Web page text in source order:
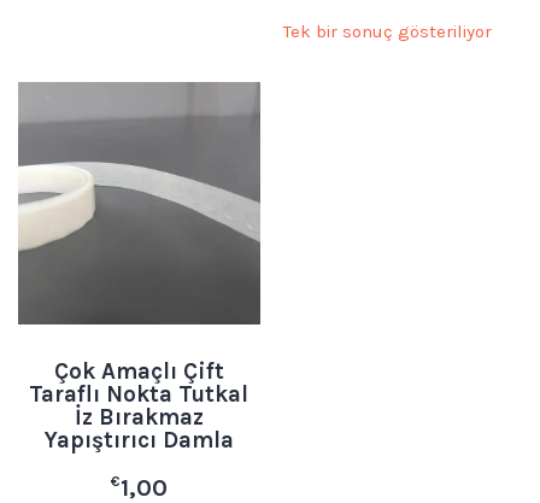
Tek bir sonuç gösteriliyor
Çok Amaçlı Çift
Taraflı Nokta Tutkal
İz Bırakmaz
Yapıştırıcı Damla
€1,00